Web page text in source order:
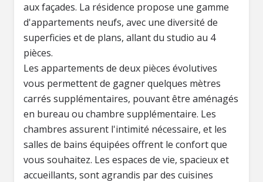
aux façades. La résidence propose une gamme
d'appartements neufs, avec une diversité de
superficies et de plans, allant du studio au 4
pièces.
Les appartements de deux pièces évolutives
vous permettent de gagner quelques mètres
carrés supplémentaires, pouvant être aménagés
en bureau ou chambre supplémentaire. Les
chambres assurent l'intimité nécessaire, et les
salles de bains équipées offrent le confort que
vous souhaitez. Les espaces de vie, spacieux et
accueillants, sont agrandis par des cuisines